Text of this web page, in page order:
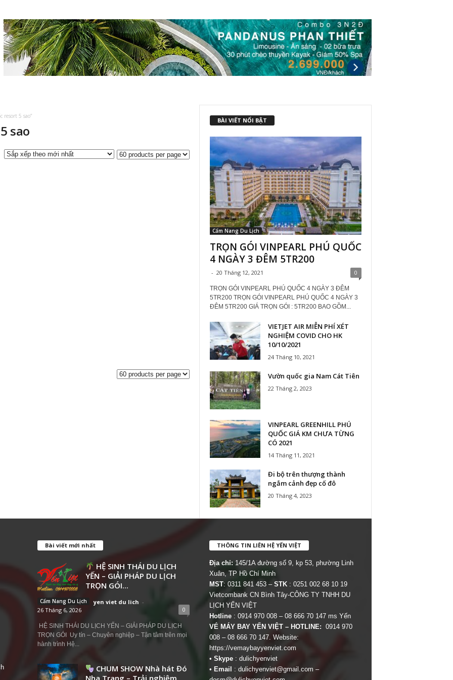
5 sao”
sao
BÀI VIẾT NỔI BẬT
Cẩm Nang Du Lịch
TRỌN GÓI VINPEARL PHÚ QUỐC
4 NGÀY 3 ĐÊM 5TR200
- 20 Tháng 12, 2021 0
TRỌN GÓI VINPEARL PHÚ QUỐC 4 NGÀY 3 ĐÊM
5TR200 TRỌN GÓI VINPEARL PHÚ QUỐC 4 NGÀY 3
ĐÊM 5TR200 GIÁ TRỌN GÓI : 5TR200 BAO GỒM...
VIETJET AIR MIỄN PHÍ XÉT
NGHIỆM COVID CHO HK
10/10/2021
24 Tháng 10, 2021
Vườn quốc gia Nam Cát Tiên
22 Tháng 2, 2023
VINPEARL GREENHILL PHÚ
QUỐC GIÁ KM CHƯA TỪNG
CÓ 2021
14 Tháng 11, 2021
Đi bộ trên thượng thành
ngắm cảnh đẹp cố đô
20 Tháng 4, 2023
Bài viết mới nhất
HỆ SINH THÁI DU LỊCH
YẾN – GIẢI PHÁP DU LỊCH
TRỌN GÓI...
Cẩm Nang Du Lịch yen viet du lich -
26 Tháng 6, 2026
0
HỆ SINH THÁI DU LỊCH YẾN – GIẢI PHÁP DU LỊCH
TRỌN GÓI Uy tín – Chuyên nghiệp – Tận tâm trên mọi
hành trình Hệ...
CHUM SHOW Nhà hát Đó
THÔNG TIN LIÊN HỆ YẾN VIỆT
Địa chỉ: 145/1A đường số 9, kp 53, phường Linh
Xuân, TP Hồ Chí Minh
MST: 0311 841 453 – STK: 0251 002 68 10 19
Vietcombank CN Bình Tây-CÔNG TY TNHH DU
LỊCH YẾN VIỆT
Hotline : 0914 970 008 – 08 666 70 147 ms Yến
VÉ MÁY BAY YẾN VIỆT – HOTLINE: 0914 970
008 – 08 666 70 147. Website:
https://vemaybayyenviet.com
• Skype: dulichyenviet
• Email : dulichyenviet@gmail.com –